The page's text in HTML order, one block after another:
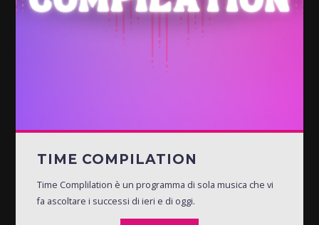
TIME COMPILATION
Time Complilation è un programma di sola musica che vi
fa ascoltare i successi di ieri e di oggi.